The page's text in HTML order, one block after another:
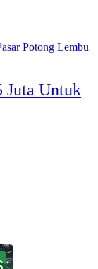
Juta Untuk